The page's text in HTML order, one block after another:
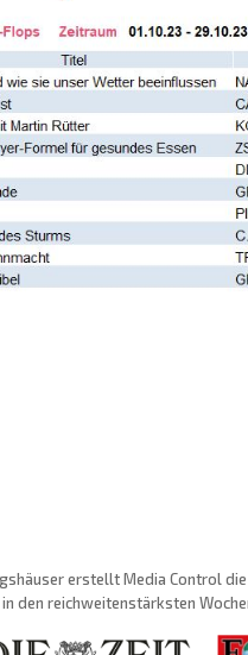
erstellt Media Control
den reichweitenstärksten